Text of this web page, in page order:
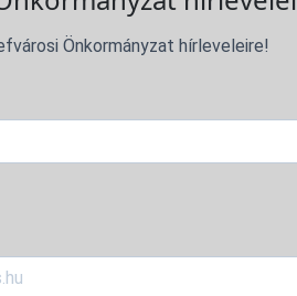
Önkormányzat hírleveleire!